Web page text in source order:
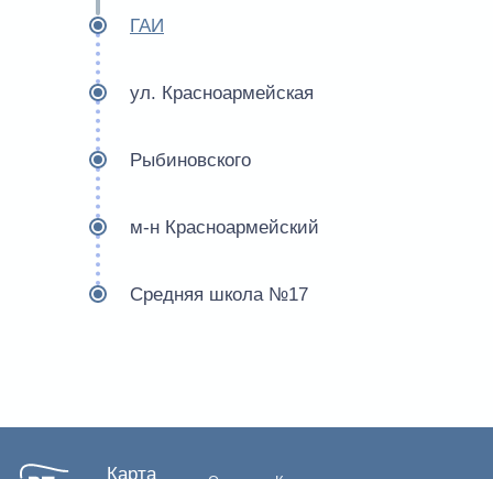
ГАИ
ул. Красноармейская
Рыбиновского
м-н Красноармейский
Средняя школа №17
Карта